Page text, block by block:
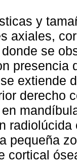
y
axiales,
se
presencia
extiende
derecho
pequeña
cortical